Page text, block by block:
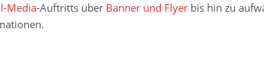
Media-Auftritts über Banner und Flyer bis hin zu